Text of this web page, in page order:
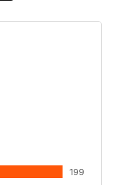
199